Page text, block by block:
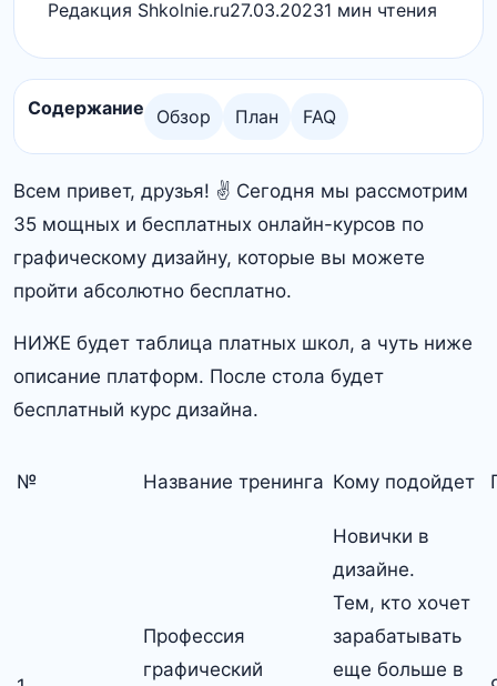
Редакция Shkolnie.ru27.03.20231 мин чтения
Содержание Обзор План FAQ
Всем привет, друзья! ✌ Сегодня мы рассмотрим
35 мощных и бесплатных онлайн-курсов по
графическому дизайну, которые вы можете
пройти абсолютно бесплатно.
НИЖЕ будет таблица платных школ, а чуть ниже
описание платформ. После стола будет
бесплатный курс дизайна.
№ Название тренинга Кому подойдет
Профессия
графический
Новички в
дизайне.
Тем, кто хочет
зарабатывать
еще больше в